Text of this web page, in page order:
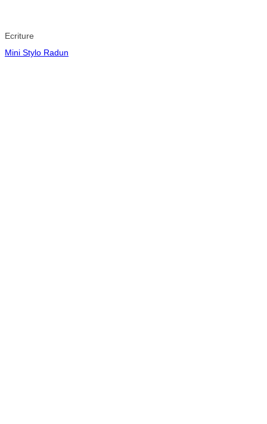
Ecriture
Mini Stylo Radun